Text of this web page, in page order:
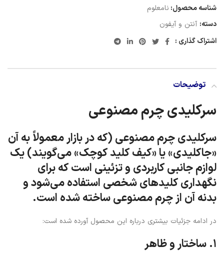
شناسه محصول: نامعلوم
دسته: آنتن و آیفون
اشتراک گذاری :
توضیحات
سرکلیدی چرم مصنوعی
سرکلیدی چرم مصنوعی (که در بازار معمولاً به آن
«جاکلیدی»یا«کیف کلید کوچک»می‌گویند) یک
لوازم جانبی کاربردی و تزئینی است که برای
نگهداری کلیدهای شخصی استفاده می‌شود و
بدنه آن از چرم مصنوعی ساخته شده است.
در ادامه جزئیات بیشتری درباره این محصول آورده شده است:
۱. ساختار و ظاهر